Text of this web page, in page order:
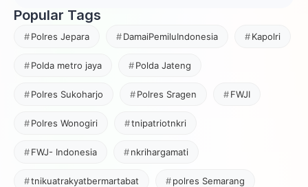
Popular Tags
Polres Jepara DamaiPemiluIndonesia Kapolri
Polda metro jaya Polda Jateng
Polres Sukoharjo Polres Sragen FWJI
Polres Wonogiri tnipatriotnkri
FWJ- Indonesia nkrihargamati
tnikuatrakyatbermartabat polres Semarang